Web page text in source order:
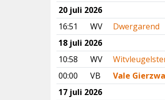
20 juli 2026
16:51
WV
Dwergarend
18 juli 2026
10:58
WV
00:00
VB
Vale
17 juli 2026